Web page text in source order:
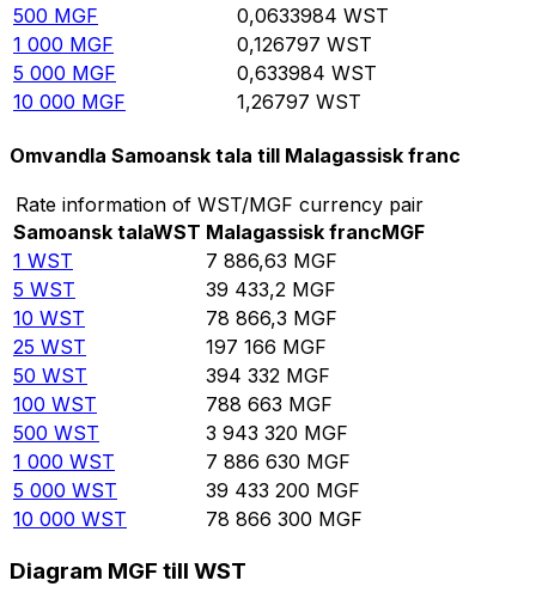
500 MGF 0,0633984 WST
1 000 MGF 0,126797 WST
5 000 MGF 0,633984 WST
10 000 MGF 1,26797 WST
Omvandla Samoansk tala till Malagassisk franc
Rate information of WST/MGF currency pair
Samoansk talaWST Malagassisk francMGF
1 WST 7 886,63 MGF
5 WST 39 433,2 MGF
10 WST 78 866,3 MGF
25 WST 197 166 MGF
50 WST 394 332 MGF
100 WST 788 663 MGF
500 WST 3 943 320 MGF
1 000 WST 7 886 630 MGF
5 000 WST 39 433 200 MGF
10 000 WST 78 866 300 MGF
Diagram MGF till WST